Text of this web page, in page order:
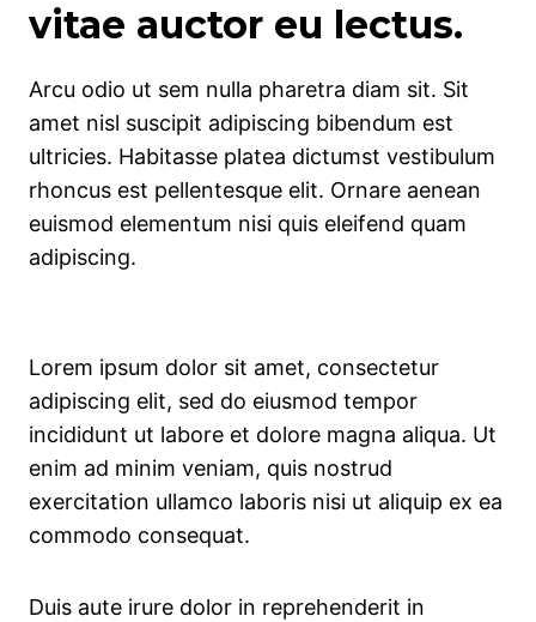
vitae auctor eu lectus.
Arcu odio ut sem nulla pharetra diam sit. Sit
amet nisl suscipit adipiscing bibendum est
ultricies. Habitasse platea dictumst vestibulum
rhoncus est pellentesque elit. Ornare aenean
euismod elementum nisi quis eleifend quam
adipiscing.
Lorem ipsum dolor sit amet, consectetur
adipiscing elit, sed do eiusmod tempor
incididunt ut labore et dolore magna aliqua. Ut
enim ad minim veniam, quis nostrud
exercitation ullamco laboris nisi ut aliquip ex ea
commodo consequat.
Duis aute irure dolor in reprehenderit in